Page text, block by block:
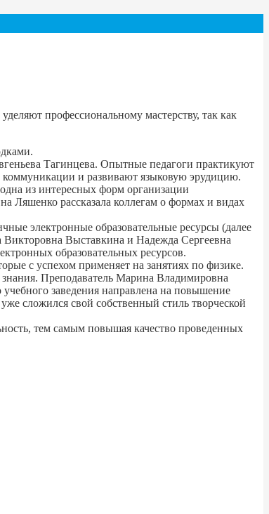
профессиональному мастерству, так как
Тагинцева. Опытные педагоги практикуют
коммуникации и развивают языковую эрудицию.
из интересных форм организации
Ляшенко рассказала коллегам о формах и видах
электронные образовательные ресурсы (далее
Викторовна Выставкина и Надежда Сергеевна
образовательных ресурсов.
с успехом применяет на занятиях по физике.
знания. Преподаватель Марина Владимировна
учебного заведения направлена на повышение
сложился свой собственный стиль творческой
тем самым повышая качество проведенных